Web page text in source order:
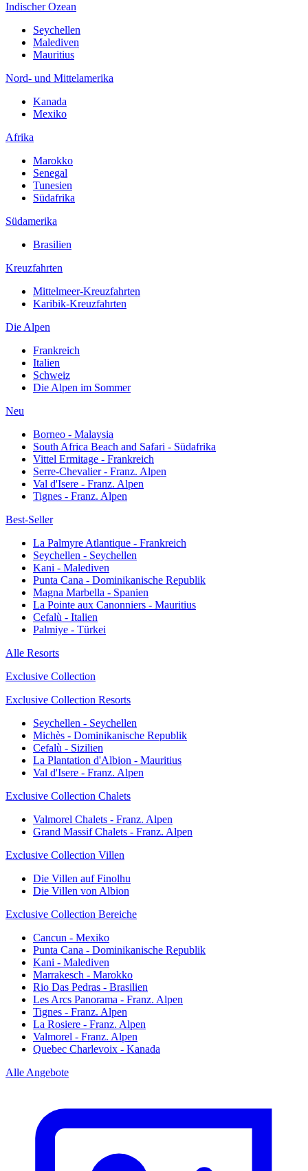
Indischer Ozean
Seychellen
Malediven
Mauritius
Nord- und Mittelamerika
Kanada
Mexiko
Afrika
Marokko
Senegal
Tunesien
Südafrika
Südamerika
Brasilien
Kreuzfahrten
Mittelmeer-Kreuzfahrten
Karibik-Kreuzfahrten
Die Alpen
Frankreich
Italien
Schweiz
Die Alpen im Sommer
Neu
Borneo - Malaysia
South Africa Beach and Safari - Südafrika
Vittel Ermitage - Frankreich
Serre-Chevalier - Franz. Alpen
Val d'Isere - Franz. Alpen
Tignes - Franz. Alpen
Best-Seller
La Palmyre Atlantique - Frankreich
Seychellen - Seychellen
Kani - Malediven
Punta Cana - Dominikanische Republik
Magna Marbella - Spanien
La Pointe aux Canonniers - Mauritius
Cefalù - Italien
Palmiye - Türkei
Alle Resorts
Exclusive Collection
Exclusive Collection Resorts
Seychellen - Seychellen
Michès - Dominikanische Republik
Cefalù - Sizilien
La Plantation d'Albion - Mauritius
Val d'Isere - Franz. Alpen
Exclusive Collection Chalets
Valmorel Chalets - Franz. Alpen
Grand Massif Chalets - Franz. Alpen
Exclusive Collection Villen
Die Villen auf Finolhu
Die Villen von Albion
Exclusive Collection Bereiche
Cancun - Mexiko
Punta Cana - Dominikanische Republik
Kani - Malediven
Marrakesch - Marokko
Rio Das Pedras - Brasilien
Les Arcs Panorama - Franz. Alpen
Tignes - Franz. Alpen
La Rosiere - Franz. Alpen
Valmorel - Franz. Alpen
Quebec Charlevoix - Kanada
Alle Angebote